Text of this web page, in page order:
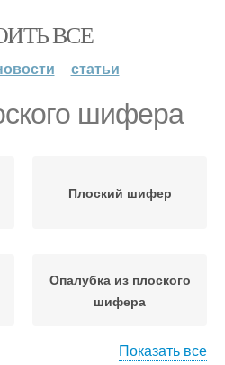
ВСЕ
статьи
шифера
Плоский шифер
Опалубка из плоского
шифера
Показать все